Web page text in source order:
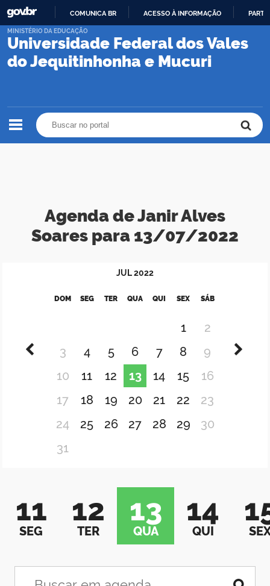
PARA
CONTEÚDO
COMUNICA BR ACESSO À INFORMAÇÃO
Universidade Federal dos Vales
do Jequitinhonha e Mucuri
MINISTÉRIO DA EDUCAÇÃO
Agenda de Janir Alves
Soares para 13/07/2022
JUL2022
DOM SEG TER QUA QUI SEX SÁB
1
2
3
4 5 6 7 8
9
10
11 12 13 14 15
16
17
18 19 20 21 22
23
24
25 26 27 28 29
30
31
11
SEG
12
TER
13
QUA
14
QUI